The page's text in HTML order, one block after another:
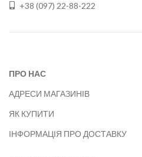
+38 (097) 22-88-222
ПРО НАС
АДРЕСИ МАГАЗИНІВ
ЯК КУПИТИ
ІНФОРМАЦІЯ ПРО ДОСТАВКУ